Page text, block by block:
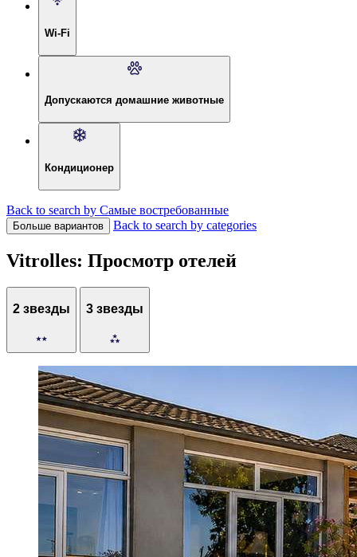
Wi-Fi
Допускаются домашние животные
Кондиционер
Back to search by Самые востребованные
Больше вариантов Back to search by categories
Vitrolles: Просмотр отелей
2 звезды 3 звезды